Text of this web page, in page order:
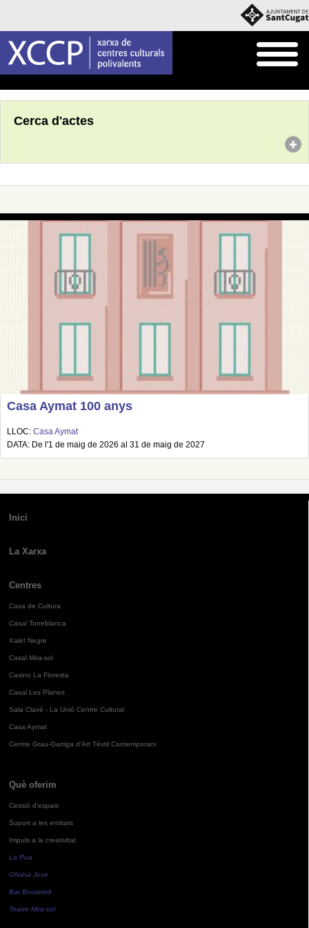
Cerca d'actes
Casa Aymat 100 anys
LLOC: Casa Aymat
DATA: De l'1 de maig de 2026 al 31 de maig de 2027
Inici
La Xarxa
Centres
Casa de Cultura
Casal Torreblanca
Xalet Negre
Casal Mira-sol
Casino La Floresta
Casal Les Planes
Sala Clavé - La Unió Centre Cultural
Casa Aymat
Centre Grau-Garriga d'Art Tèxtil Contemporani
Què oferim
Cessió d'espais
Suport a les entitats
Impuls a la creativitat
La Pua
Oficina Jove
Bar Bocamoll
Teatre Mira-sol